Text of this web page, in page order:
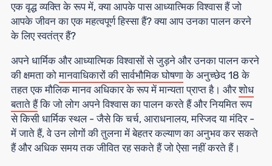
एक वृद्ध व्यक्ति के रूप में, क्या आपके पास आध्यात्मिक विश्वास हैं जो
आपके जीवन का एक महत्वपूर्ण हिस्सा हैं? क्या आप उनका पालन करने
के लिए स्वतंत्र हैं?
अपने धार्मिक और आध्यात्मिक विश्वासों से जुड़ने और उनका पालन करने
की क्षमता कोमानवाधिकारों की सार्वभौमिक घोषणाके अनुच्छेद 18 के
तहत एक मौलिक मानव अधिकार के रूप में मान्यता प्राप्त है। औरशोध
बताते हैंकि जो लोग अपने विश्वास का पालन करते हैं और नियमित रूप
से किसी धार्मिक स्थल - जैसे कि चर्च, आराधनालय, मस्जिद या मंदिर -
में जाते हैं, वे उन लोगों की तुलना में बेहतर कल्याण का अनुभव कर सकते
हैं और अधिक समय तक जीवित रह सकते हैं जो ऐसा नहीं करते हैं।